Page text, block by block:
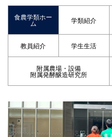
食農学類ホー
ム 学類紹介
教員紹介 学生生活
附属農場・設備
附属発酵醸造研究所